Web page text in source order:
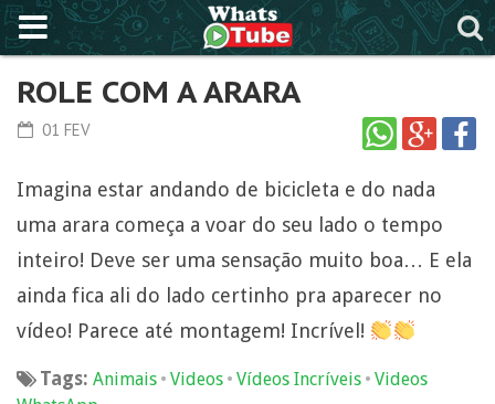
ROLE COM A ARARA
01 FEV
Imagina estar andando de bicicleta e do nada
uma arara começa a voar do seu lado o tempo
inteiro! Deve ser uma sensação muito boa… E ela
ainda fica ali do lado certinho pra aparecer no
vídeo! Parece até montagem! Incrível!
Tags: Animais • Videos • Vídeos Incríveis • Videos